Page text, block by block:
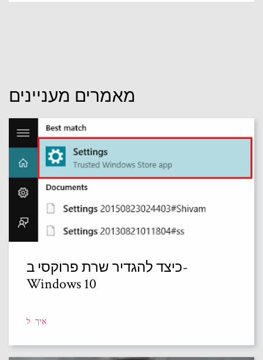
מאמרים מעניינים
כיצד להגדיר שרת פרוקסי ב-
Windows 10
איך ל